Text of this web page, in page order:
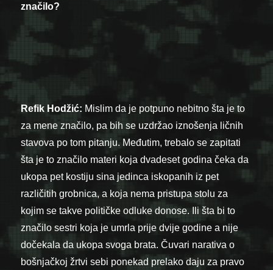
značilo?
Refik Hodžić: Mislim da je potpuno nebitno šta je to
za mene značilo, pa bih se uzdržao iznošenja ličnih
stavova po tom pitanju. Međutim, trebalo se zapitati
šta je to značilo materi koja dvadeset godina čeka da
ukopa pet kostiju sina jedinca iskopanih iz pet
različitih grobnica, a koja nema pristupa stolu za
kojim se takve političke odluke donose. Ili šta bi to
značilo sestri koja je umrla prije dvije godine a nije
dočekala da ukopa svoga brata. Čuvari narativa o
bošnjačkoj žrtvi sebi ponekad prelako daju za pravo